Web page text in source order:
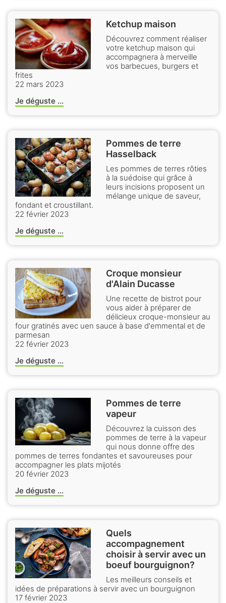
Ketchup maison
Découvrez comment réaliser
votre ketchup maison qui
accompagnera à merveille
vos barbecues, burgers et
frites
22 mars 2023
Je déguste ...
Pommes de terre
Hasselback
Les pommes de terres rôties
à la suédoise qui grâce à
leurs incisions proposent un
mélange unique de saveur,
fondant et croustillant.
22 février 2023
Je déguste ...
Croque monsieur
d'Alain Ducasse
Une recette de bistrot pour
vous aider à préparer de
délicieux croque-monsieur au
four gratinés avec uen sauce à base d'emmental et de
parmesan
22 février 2023
Je déguste ...
Pommes de terre
vapeur
Découvrez la cuisson des
pommes de terre à la vapeur
qui nous donne offre des
pommes de terres fondantes et savoureuses pour
accompagner les plats mijotés
20 février 2023
Je déguste ...
Quels
accompagnement
choisir à servir avec un
boeuf bourguignon?
Les meilleurs conseils et
idées de préparations à servir avec un bourguignon
17 février 2023